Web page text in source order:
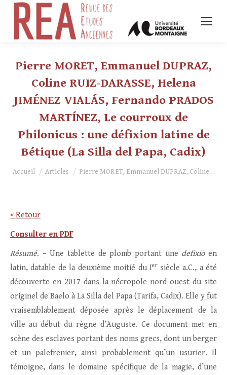
Pierre MORET, Emmanuel DUPRAZ,
Coline RUIZ-DARASSE, Helena
JIMÉNEZ VIALÁS, Fernando PRADOS
MARTÍNEZ, Le courroux de
Philonicus : une défixion latine de
Bétique (La Silla del Papa, Cadix)
Vous êtes ici :
Accueil Articles Pierre MORET, Emmanuel DUPRAZ, Coline…
< Retour
Consulter en PDF
Résumé. – Une tablette de plomb portant une defixioen
latin, datable de la deuxième moitié du Ier siècle a.C., a été
découverte en 2017 dans la nécropole nord-ouest du site
originel de Baelo à La Silla del Papa (Tarifa, Cadix). Elle y fut
vraisemblablement déposée après le déplacement de la
ville au début du règne d’Auguste. Ce document met en
scène des esclaves portant des noms grecs, dont un berger
et un palefrenier, ainsi probablement qu’un usurier. Il
témoigne, dans le domaine spécifique de la magie, d’une